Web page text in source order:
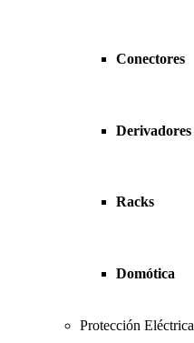
Conectores
Derivadores
Racks
Domótica
Protección Eléctrica